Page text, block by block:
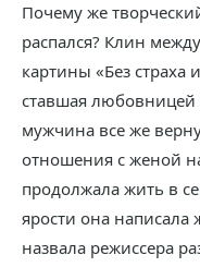
Почему же
распался? Клин
картины «Без
ставшая любовницей
мужчина все же
отношения с женой
продолжала жить в
ярости она
назвала режиссера